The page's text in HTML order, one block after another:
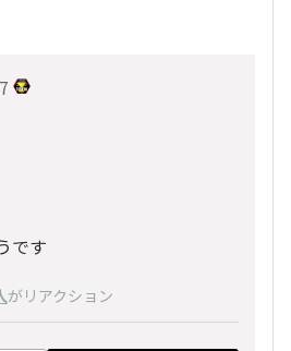
です
がリアクション